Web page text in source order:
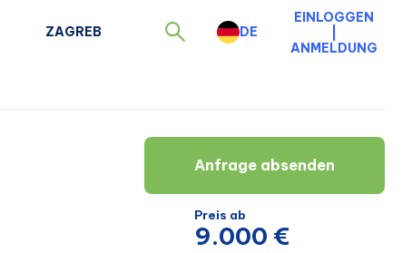
ZAGREB DE
EINLOGGEN
ANMELDUNG
Anfrage absenden
Preis ab
9.000 €